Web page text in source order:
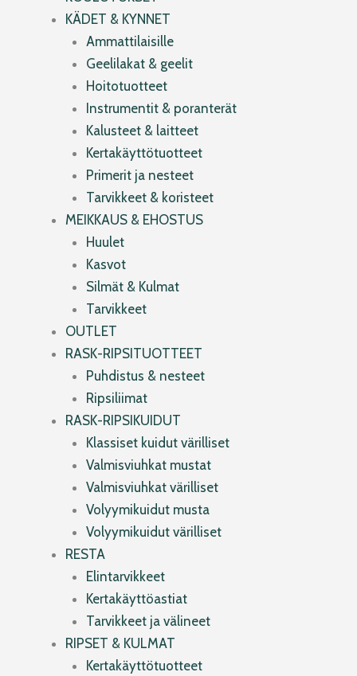
KÄDET & KYNNET
Ammattilaisille
Geelilakat & geelit
Hoitotuotteet
Instrumentit & poranterät
Kalusteet & laitteet
Kertakäyttötuotteet
Primerit ja nesteet
Tarvikkeet & koristeet
MEIKKAUS & EHOSTUS
Huulet
Kasvot
Silmät & Kulmat
Tarvikkeet
OUTLET
RASK-RIPSITUOTTEET
Puhdistus & nesteet
Ripsiliimat
RASK-RIPSIKUIDUT
Klassiset kuidut värilliset
Valmisviuhkat mustat
Valmisviuhkat värilliset
Volyymikuidut musta
Volyymikuidut värilliset
RESTA
Elintarvikkeet
Kertakäyttöastiat
Tarvikkeet ja välineet
RIPSET & KULMAT
Kertakäyttötuotteet